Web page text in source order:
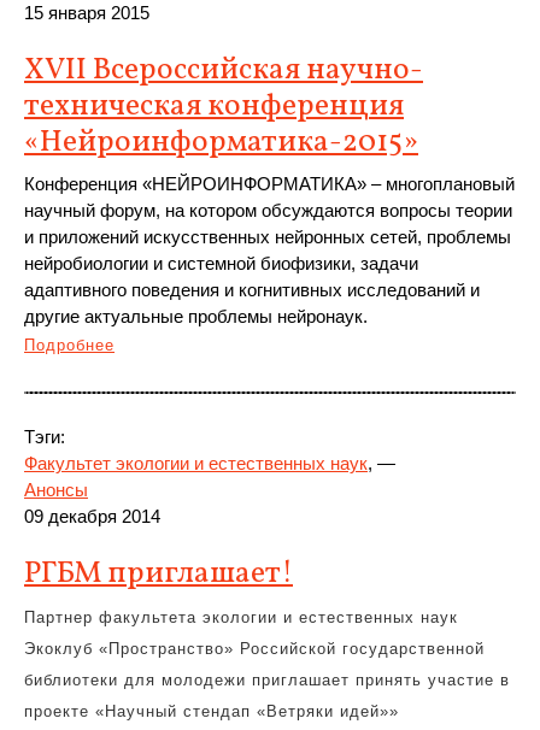
15 января 2015
XVII Всероссийская научно-
техническая конференция
«Нейроинформатика-2015»
Конференция «НЕЙРОИНФОРМАТИКА» – многоплановый
научный форум, на котором обсуждаются вопросы теории
и приложений искусственных нейронных сетей, проблемы
нейробиологии и системной биофизики, задачи
адаптивного поведения и когнитивных исследований и
другие актуальные проблемы нейронаук.
Подробнее
Тэги:
Факультет экологии и естественных наук, —
Анонсы
09 декабря 2014
РГБМ приглашает!
Партнер факультета экологии и естественных наук
Экоклуб «Пространство» Российской государственной
библиотеки для молодежи приглашает принять участие в
проекте «Научный стендап «Ветряки идей»»